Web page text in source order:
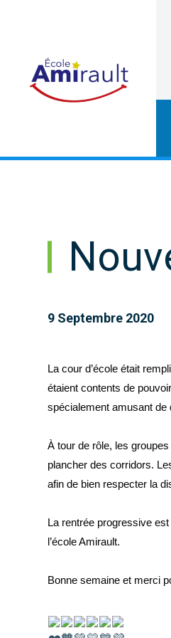
9 Septembre 2020
La cour d’école était
étaient contents de
spécialement amusant
À tour de rôle, les
plancher des corridors.
afin de bien respecter la
La rentrée progressive
l’école Amirault.
Bonne semaine et merci